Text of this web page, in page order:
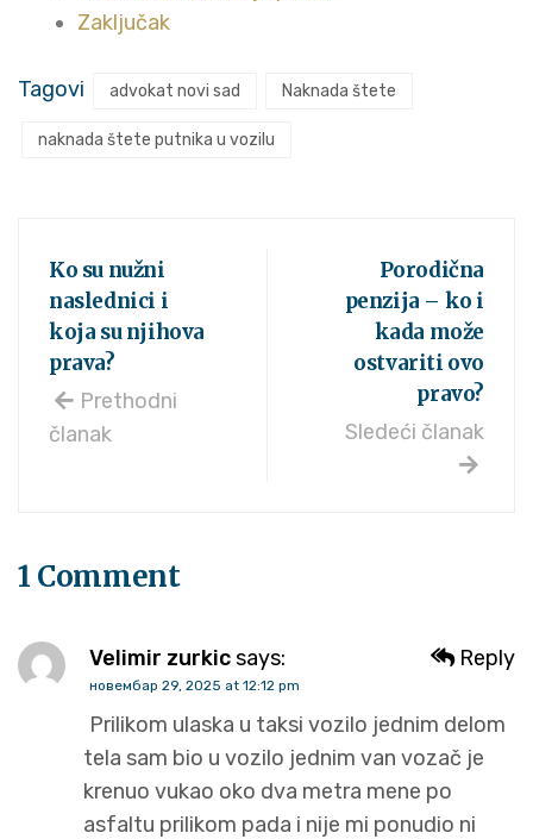
Zaključak
Tagovi advokat novi sad Naknada štete
naknada štete putnika u vozilu
Ko su nužni
naslednici i
koja su njihova
prava?
Prethodni
članak
Porodična
penzija – ko i
kada može
ostvariti ovo
pravo?
Sledeći članak
1 Comment
Reply
Velimir zurkicsays:
новембар 29, 2025 at 12:12 pm
Prilikom ulaska u taksi vozilo jednim delom
tela sam bio u vozilo jednim van vozač je
krenuo vukao oko dva metra mene po
asfaltu prilikom pada i nije mi ponudio ni